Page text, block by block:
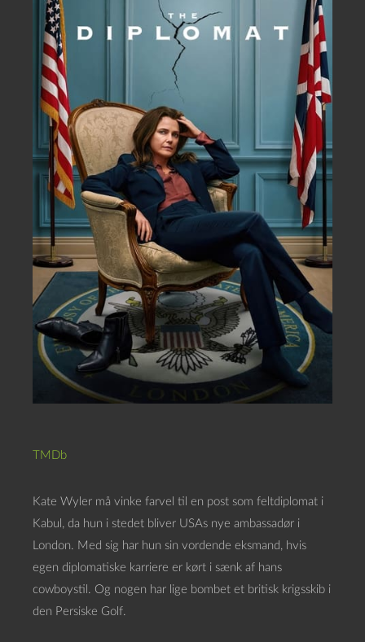
TMDb
Kate Wyler må vinke farvel til en post som feltdiplomat i
Kabul, da hun i stedet bliver USAs nye ambassadør i
London. Med sig har hun sin vordende eksmand, hvis
egen diplomatiske karriere er kørt i sænk af hans
cowboystil. Og nogen har lige bombet et britisk krigsskib i
den Persiske Golf.